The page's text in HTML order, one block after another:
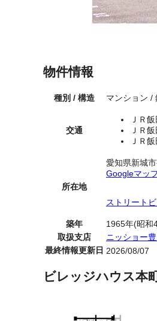
物件情報
種別 / 構造 マンション /
交通
ＪＲ
ＪＲ
ＪＲ
所在地
愛知県新城
Googleマッ
ストリート
築年
1965年(昭和
取扱支店
ニッショー
最終情報更新日 2026/08/07
ビレッジハウス本